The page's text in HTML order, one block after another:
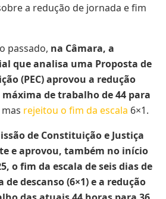
a redução de jornada e fim
passado, na Câmara, a
que analisa uma Proposta de
(PEC) aprovou a redução
de trabalho de 44 para
mas rejeitou o fim da escala 6×1.
de Constituição e Justiça
e aprovou, também no início
o fim da escala de seis dias de
descanso (6×1) e a redução